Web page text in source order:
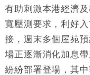
16:47
本地｜假冒內
損失近6900萬
16:05
財經｜日經失
15:47
財經｜恒隆10
粦接任
有助刺激本港經濟
寬壓測要求，利好
接，週末多個屋苑
場正逐漸消化加息
紛紛部署登場，其